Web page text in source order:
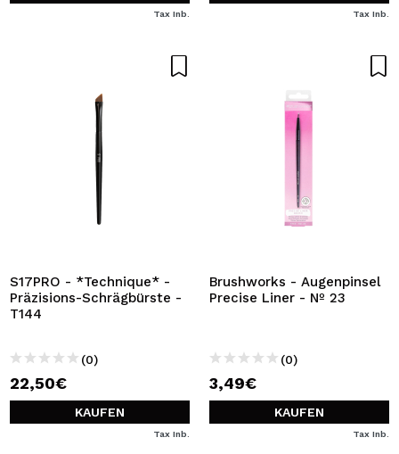
Tax Inb. Tax Inb.
S17PRO - *Technique* -
Präzisions-Schrägbürste -
T144
(0)
22,50€
KAUFEN
Tax Inb.
Brushworks - Augenpinsel
Precise Liner - Nº 23
(0)
3,49€
KAUFEN
Tax Inb.